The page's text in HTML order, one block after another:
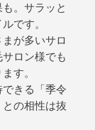
。サラッと
です。
が多いサロ
ロン様でも
す。
きる「季令
の相性は抜